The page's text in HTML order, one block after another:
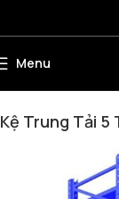
Menu
Kệ Trung Tải 5